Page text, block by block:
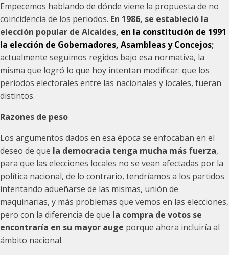
Empecemos hablando de dónde viene la propuesta de no
coincidencia de los periodos. En 1986, se estableció la
elección popular de Alcaldes, en la constitución de 1991
la elección de Gobernadores, Asambleas y Concejos;
actualmente seguimos regidos bajo esa normativa, la
misma que logró lo que hoy intentan modificar: que los
periodos electorales entre las nacionales y locales, fueran
distintos.
Razones de peso
Los argumentos dados en esa época se enfocaban en el
deseo de que la democracia tenga mucha más fuerza,
para que las elecciones locales no se vean afectadas por la
política nacional, de lo contrario, tendríamos a los partidos
intentando adueñarse de las mismas, unión de
maquinarias, y más problemas que vemos en las elecciones,
pero con la diferencia de que la compra de votos se
encontraría en su mayor auge porque ahora incluiría al
ámbito nacional.